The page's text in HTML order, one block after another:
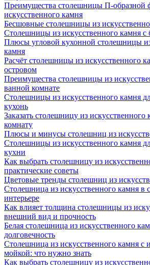
Преимущества столешницы П-образной
искусственного камня
Бесшовные столешницы из
Столешницы из искусственного камня с
Плюсы угловой кухонной столешницы
камня
Расчёт столешницы из искусственного
островом
Преимущества столешницы из
ванной комнате
Столешницы из искусственного камня
кухонь
Заказать столешницу из
комнату
Плюсы и минусы столешниц из
Столешницы из искусственного камня
кухни
Как выбрать столешницу из
практические советы
Цветовые тренды столешниц из
Столешница из искусственного камня в
интерьере
Как влияет толщина столешницы из
внешний вид и прочность
Белая столешница из искусственного
долговечность
Столешница из искусственного камня с
мойкой: что нужно знать
Как выбрать столешницу из